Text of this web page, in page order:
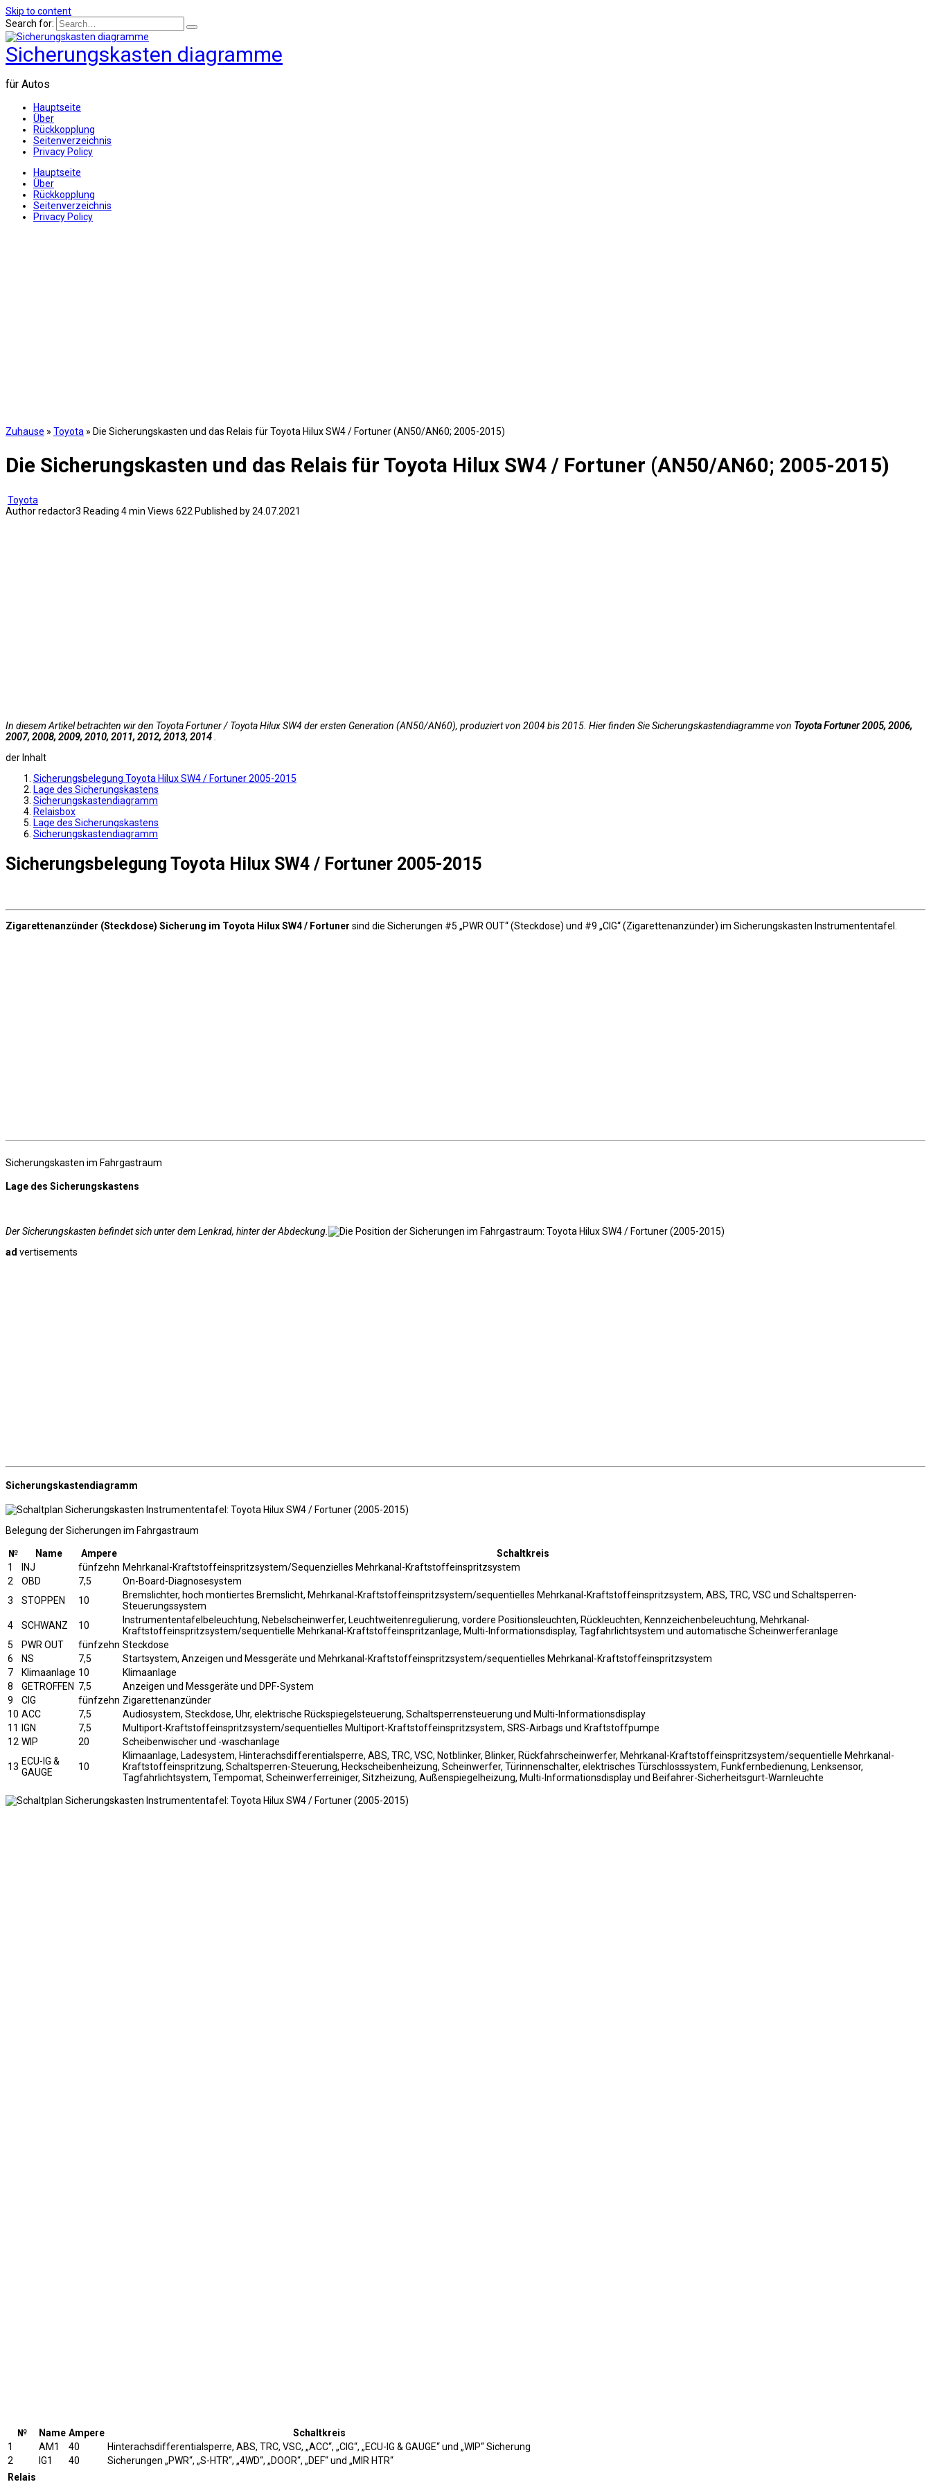
Skip to content
Search for:
Sicherungskasten diagramme
für Autos
Hauptseite
Über
Rückkopplung
Seitenverzeichnis
Privacy Policy
Hauptseite
Über
Rückkopplung
Seitenverzeichnis
Privacy Policy
Zuhause » Toyota » Die Sicherungskasten und das Relais für Toyota Hilux SW4 / Fortuner (AN50/AN60; 2005-2015)
Die Sicherungskasten und das Relais für Toyota Hilux SW4 / Fortuner (AN50/AN60; 2005-2015)
Toyota
Authorredactor3 Reading 4 min Views 622 Published by24.07.2021
In diesem Artikel betrachten wir den Toyota Fortuner / Toyota Hilux SW4 der ersten Generation (AN50/AN60), produziert von 2004 bis 2015. Hier finden Sie Sicherungskastendiagramme von Toyota Fortuner 2005, 2006,
2007, 2008, 2009, 2010, 2011, 2012, 2013, 2014
der Inhalt
Sicherungsbelegung Toyota Hilux SW4 / Fortuner 2005-2015
Lage des Sicherungskastens
Sicherungskastendiagramm
Relaisbox
Lage des Sicherungskastens
Sicherungskastendiagramm
Sicherungsbelegung Toyota Hilux SW4 / Fortuner 2005-2015
Zigarettenanzünder (Steckdose) Sicherung im Toyota Hilux SW4 / Fortuner sind die Sicherungen #5 „PWR OUT“ (Steckdose) und #9 „CIG“ (Zigarettenanzünder) im Sicherungskasten Instrumententafel.
Sicherungskasten im Fahrgastraum
Lage des Sicherungskastens
Der Sicherungskasten befindet sich unter dem Lenkrad, hinter der Abdeckung.
ad vertisements
Sicherungskastendiagramm
Belegung der Sicherungen im Fahrgastraum
№ Name Ampere
Schaltkreis
1
INJ fünfzehn Mehrkanal-Kraftstoffeinspritzsystem/Sequenzielles Mehrkanal-Kraftstoffeinspritzsystem
2
OBD 7,5
On-Board-Diagnosesystem
3
STOPPEN 10
Bremslichter, hoch montiertes Bremslicht, Mehrkanal-Kraftstoffeinspritzsystem/sequentielles Mehrkanal-Kraftstoffeinspritzsystem, ABS, TRC, VSC und Schaltsperren-
Steuerungssystem
4
SCHWANZ 10
Instrumententafelbeleuchtung, Nebelscheinwerfer, Leuchtweitenregulierung, vordere Positionsleuchten, Rückleuchten, Kennzeichenbeleuchtung, Mehrkanal-
Kraftstoffeinspritzsystem/sequentielle Mehrkanal-Kraftstoffeinspritzanlage, Multi-Informationsdisplay, Tagfahrlichtsystem und automatische Scheinwerferanlage
5
PWR OUT fünfzehn Steckdose
6
NS 7,5
Startsystem, Anzeigen und Messgeräte und Mehrkanal-Kraftstoffeinspritzsystem/sequentielles Mehrkanal-Kraftstoffeinspritzsystem
7
Klimaanlage 10
Klimaanlage
8
GETROFFEN 7,5
Anzeigen und Messgeräte und DPF-System
9
CIG fünfzehn Zigarettenanzünder
10 ACC 7,5
Audiosystem, Steckdose, Uhr, elektrische Rückspiegelsteuerung, Schaltsperrensteuerung und Multi-Informationsdisplay
11
IGN 7,5
Multiport-Kraftstoffeinspritzsystem/sequentielles Multiport-Kraftstoffeinspritzsystem, SRS-Airbags und Kraftstoffpumpe
12 WIP 20 Scheibenwischer und -waschanlage
13 ECU-IG &
GAUGE
10
Klimaanlage, Ladesystem, Hinterachsdifferentialsperre, ABS, TRC, VSC, Notblinker, Blinker, Rückfahrscheinwerfer, Mehrkanal-Kraftstoffeinspritzsystem/sequentielle Mehrkanal-
Kraftstoffeinspritzung, Schaltsperren-Steuerung, Heckscheibenheizung, Scheinwerfer, Türinnenschalter, elektrisches Türschlosssystem, Funkfernbedienung, Lenksensor,
Tagfahrlichtsystem, Tempomat, Scheinwerferreiniger, Sitzheizung, Außenspiegelheizung, Multi-Informationsdisplay und Beifahrer-Sicherheitsgurt-Warnleuchte
№ Name Ampere
Schaltkreis
1
AM1 40
Hinterachsdifferentialsperre, ABS, TRC, VSC, „ACC“, „CIG“, „ECU-IG & GAUGE“ und „WIP“ Sicherung
2
IG1 40
Sicherungen „PWR“, „S-HTR“, „4WD“, „DOOR“, „DEF“ und „MIR HTR“
Relais